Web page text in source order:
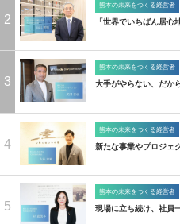
2
熊本の未来をつくる経営者
「世界でいちばん居心
3
熊本の未来をつくる経営者
大手がやらない、だか
4
熊本の未来をつくる経営者
新たな事業やプロジェ
5
熊本の未来をつくる経営者
現場に立ち続け、社員